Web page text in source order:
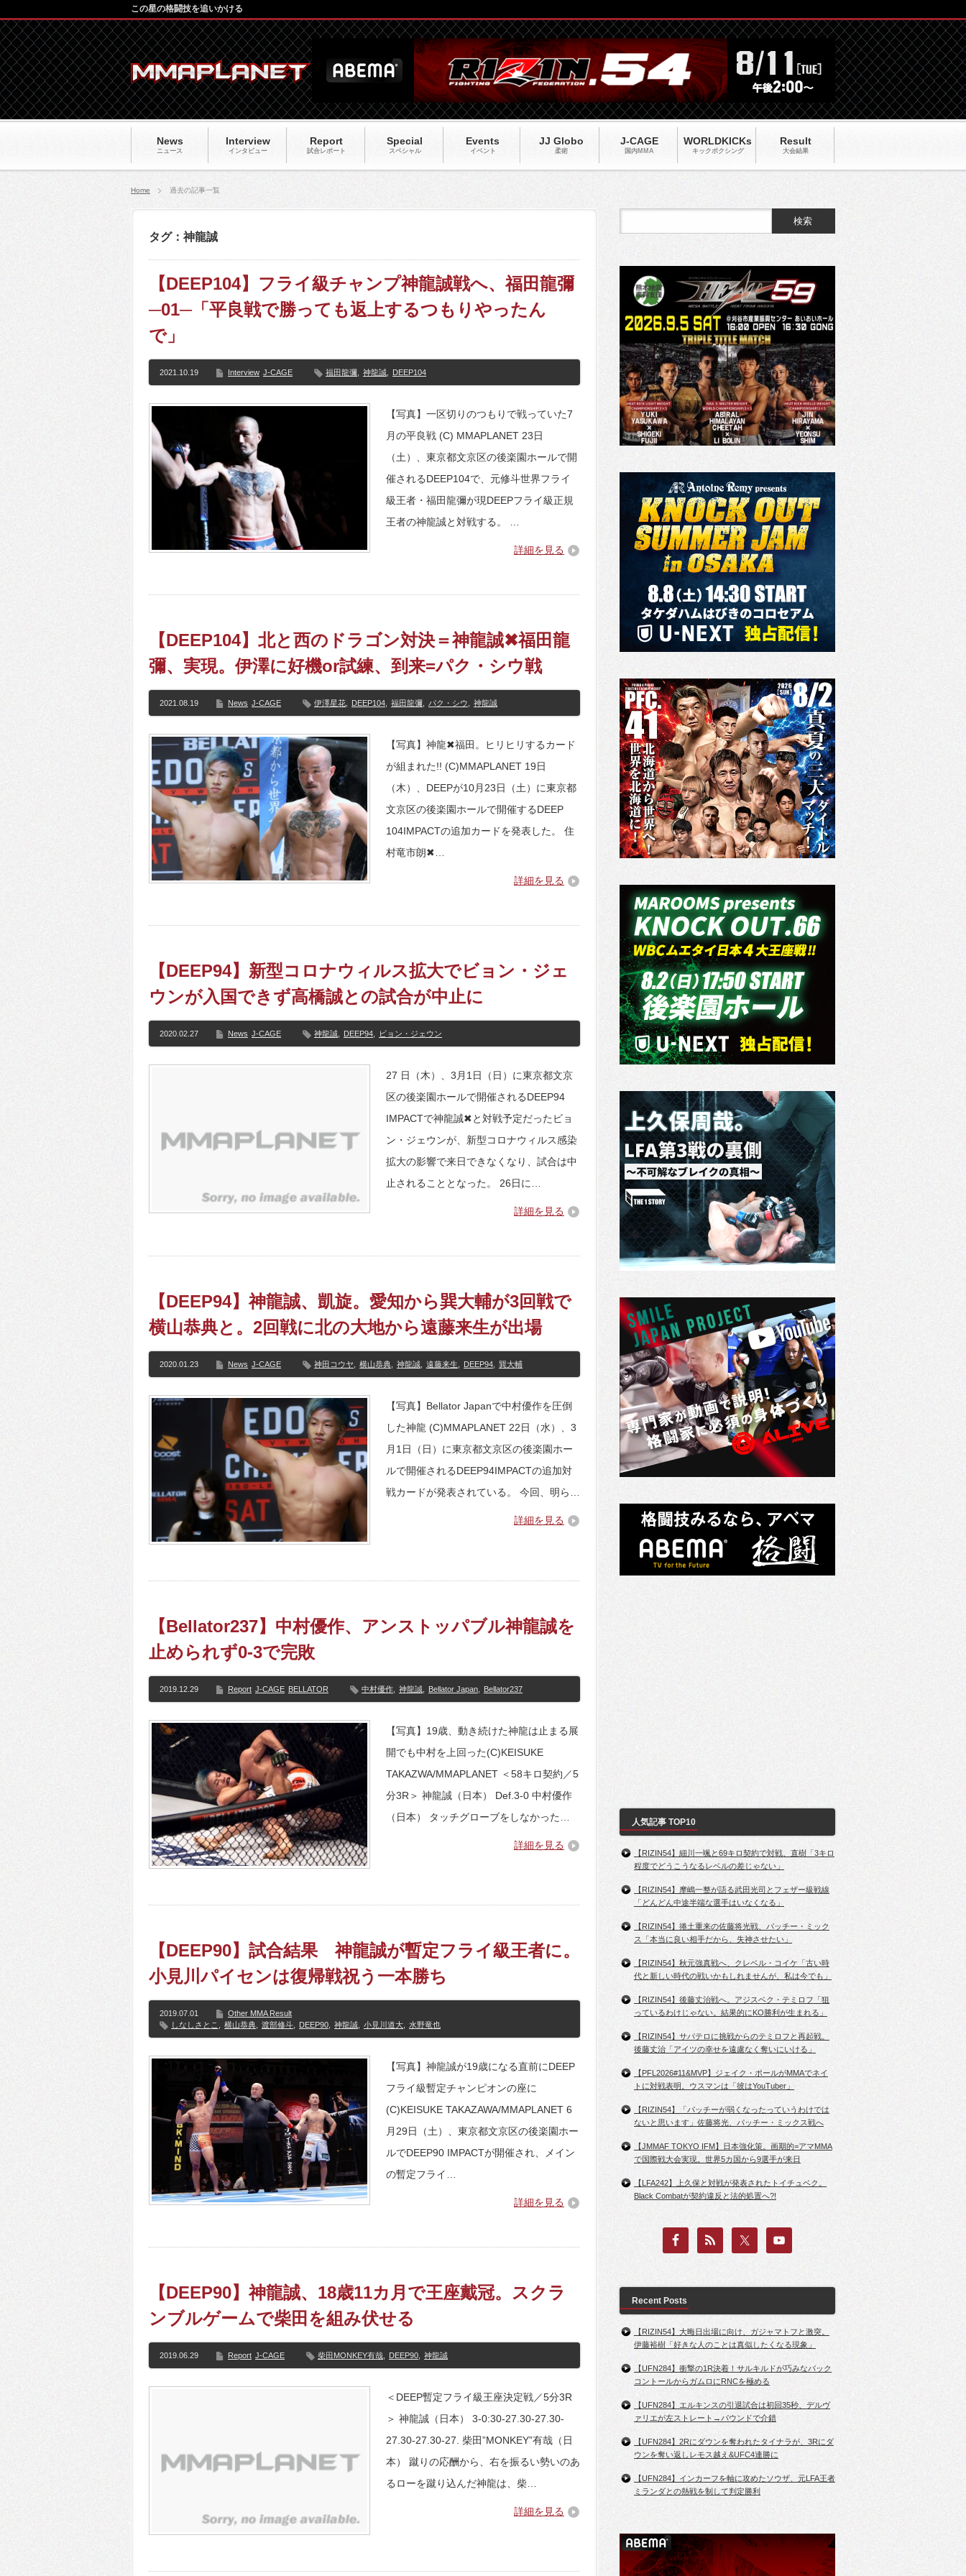
News
ニュース
Interview
インタビュー
Report
試合レポート
Special
スペシャル
Events
イベント
JJ Globo
柔術
J-CAGE
国内MMA
WORLDKICKs
キックポクシング
Result
大会結果
この星の格闘技を追いかける
Home 過去の記事一覧
タグ：神龍誠
【DEEP104】フライ級チャンプ神龍誠戦へ、福田龍彌
─01─「平良戦で勝っても返上するつもりやったん
で」
2021.10.19 Interview J-CAGE 福田龍彌 神龍誠 DEEP104
【写真】一区切りのつもりで戦っていた7
月の平良戦 (C) MMAPLANET 23日
（土）、東京都文京区の後楽園ホールで開
催されるDEEP104で、元修斗世界フライ
級王者・福田龍彌が現DEEPフライ級正規
王者の神龍誠と対戦する。 …
詳細を見る
【DEEP104】北と西のドラゴン対決＝神龍誠✖福田龍
彌、実現。伊澤に好機or試練、到来=パク・シウ戦
2021.08.19 News J-CAGE 伊澤星花 DEEP104 福田龍彌 パク・シウ 神龍誠
【写真】神龍✖福田。ヒリヒリするカード
が組まれた!! (C)MMAPLANET 19日
（木）、DEEPが10月23日（土）に東京都
文京区の後楽園ホールで開催するDEEP
104IMPACTの追加カードを発表した。 住
村竜市朗✖…
詳細を見る
【DEEP94】新型コロナウィルス拡大でビョン・ジェ
ウンが入国できず高橋誠との試合が中止に
2020.02.27 News J-CAGE 神龍誠 DEEP94 ビョン・ジェウン
27 日（木）、3月1日（日）に東京都文京
区の後楽園ホールで開催されるDEEP94
IMPACTで神龍誠✖と対戦予定だったビョ
ン・ジェウンが、新型コロナウィルス感染
拡大の影響で来日できなくなり、試合は中
止されることとなった。 26日に…
詳細を見る
【DEEP94】神龍誠、凱旋。愛知から巽大輔が3回戦で
横山恭典と。2回戦に北の大地から遠藤来生が出場
2020.01.23 News J-CAGE 神田コウヤ 横山恭典 神龍誠 遠藤来生 DEEP94 巽大輔
【写真】Bellator Japanで中村優作を圧倒
した神龍 (C)MMAPLANET 22日（水）、3
月1日（日）に東京都文京区の後楽園ホー
ルで開催されるDEEP94IMPACTの追加対
戦カードが発表されている。 今回、明ら…
詳細を見る
【Bellator237】中村優作、アンストッパブル神龍誠を
止められず0-3で完敗
2019.12.29 Report J-CAGE BELLATOR 中村優作 神龍誠 Bellator Japan Bellator237
【写真】19歳、動き続けた神龍は止まる展
開でも中村を上回った(C)KEISUKE
TAKAZWA/MMAPLANET ＜58キロ契約／5
分3R＞ 神龍誠（日本） Def.3-0 中村優作
（日本） タッチグローブをしなかった…
詳細を見る
【DEEP90】試合結果 神龍誠が暫定フライ級王者に。
小見川パイセンは復帰戦祝う一本勝ち
2019.07.01
Other MMA Result
しなしさとこ
横山恭典 渡部修斗 DEEP90 神龍誠 小見川道大 水野竜也
【写真】神龍誠が19歳になる直前にDEEP
フライ級暫定チャンピオンの座に
(C)KEISUKE TAKAZAWA/MMAPLANET 6
月29日（土）、東京都文京区の後楽園ホー
ルでDEEP90 IMPACTが開催され、メイン
の暫定フライ…
詳細を見る
【DEEP90】神龍誠、18歳11カ月で王座戴冠。スクラ
ンブルゲームで柴田を組み伏せる
2019.06.29 Report J-CAGE 柴田MONKEY有哉 DEEP90 神龍誠
＜DEEP暫定フライ級王座決定戦／5分3R
＞ 神龍誠（日本） 3-0:30-27.30-27.30-
27.30-27.30-27. 柴田”MONKEY”有哉（日
本） 蹴りの応酬から、右を振るい勢いのあ
るローを蹴り込んだ神龍は、柴…
詳細を見る
人気記事 TOP10
【RIZIN54】細川一颯と69キロ契約で対戦、直樹「3キロ
程度でどうこうなるレベルの差じゃない」
【RIZIN54】摩嶋一整が語る武田光司とフェザー級戦線
「どんどん中途半端な選手はいなくなる」
【RIZIN54】捲土重来の佐藤将光戦、パッチー・ミック
ス「本当に良い相手だから、失神させたい」
【RIZIN54】秋元強真戦へ、クレベル・コイケ「古い時
代と新しい時代の戦いかもしれませんが、私は今でも」
【RIZIN54】後藤丈治戦へ。アジスベク・テミロフ「狙
っているわけじゃない。結果的にKO勝利が生まれる」
【RIZIN54】サバテロに挑戦からのテミロフと再起戦。
後藤丈治「アイツの幸せを遠慮なく奪いにいける」
【PFL2026#11&MVP】ジェイク・ポールがMMAでネイ
トに対戦表明。ウスマンは「彼はYouTuber」
【RIZIN54】「パッチーが弱くなったっていうわけでは
ないと思います」佐藤将光、パッチー・ミックス戦へ
【JMMAF TOKYO IFM】日本強化策。画期的=アマMMA
で国際戦大会実現。世界5カ国から9選手が来日
【LFA242】上久保と対戦が発表されたトイチュベク。
Black Combatが契約違反と法的処置へ?!
Recent Posts
【RIZIN54】大晦日出場に向け、ガジャマトフと激突。
伊藤裕樹「好きな人のことは真似したくなる現象」
【UFN284】衝撃の1R決着！サルキルドが巧みなバック
コントールからガムロにRNCを極める
【UFN284】エルキンスの引退試合は初回35秒、デルヴ
ァリエが左ストレート→パウンドで介錯
【UFN284】2Rにダウンを奪われたタイナラが、3Rにダ
ウンを奪い返しレモス越え&UFC4連勝に
【UFN284】インカーフを軸に攻めたソウザ、元LFA王者
ミランダとの熱戦を制して判定勝利